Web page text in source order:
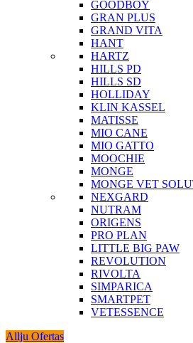
GOODBOY
GRAN PLUS
GRAND VITA
HANT
HARTZ
HILLS PD
HILLS SD
HOLLIDAY
KLIN KASSEL
MATISSE
MIO CANE
MIO GATTO
MOOCHIE
MONGE
MONGE VET
NEXGARD
NUTRAM
ORIGENS
PRO PLAN
LITTLE BIG PAW
REVOLUTION
RIVOLTA
SIMPARICA
SMARTPET
VETESSENCE
Allju Ofertas